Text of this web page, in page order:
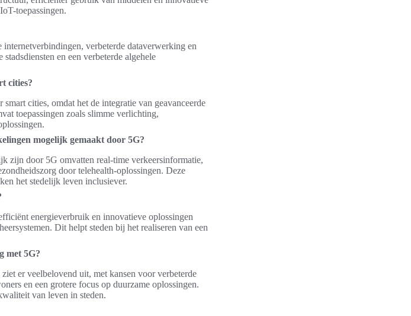
toepassingen.
verbeterde dataverwerking en
en een verbeterde algehele
cities?
cities, omdat het de integratie van geavanceerde
toepassingen zoals slimme verlichting,
mogelijk gemaakt door 5G?
zijn door 5G omvatten real-time verkeersinformatie,
door telehealth-oplossingen. Deze
het stedelijk leven inclusiever.
energieverbruik en innovatieve oplossingen
Dit helpt steden bij het realiseren van een
met 5G?
er veelbelovend uit, met kansen voor verbeterde
en een grotere focus op duurzame oplossingen.
van leven in steden.